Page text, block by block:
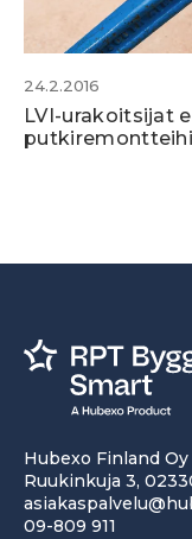
24.2.2016
LVI-urakoitsijat
Hubexo Finland Oy
Ruukinkuja 3,
09-809 911